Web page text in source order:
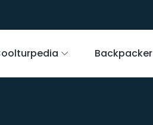
Backpacker